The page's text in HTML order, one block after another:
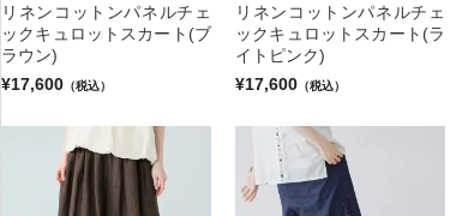
リネンコットンパネルチェ
ックキュロットスカート(ブ
ラウン)
¥17,600 （税込）
リネンコットンパネルチェ
ックキュロットスカート(ラ
イトピンク)
¥17,600 （税込）